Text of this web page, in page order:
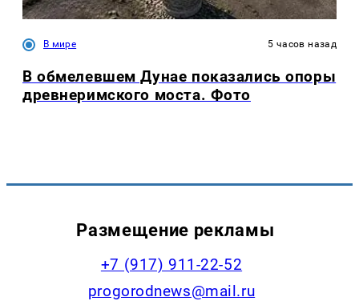
В мире 5 часов назад
В обмелевшем Дунае показались опоры
древнеримского моста. Фото
Размещение рекламы
+7 (917) 911-22-52
progorodnews@mail.ru